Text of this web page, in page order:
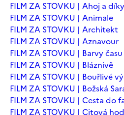
FILM ZA STOVKU | Ahoj a
FILM ZA STOVKU | Animale
FILM ZA STOVKU | Architekt
FILM ZA STOVKU | Aznavour
FILM ZA STOVKU | Barvy času
FILM ZA STOVKU | Bláznivě
FILM ZA STOVKU | Bouřlivé
FILM ZA STOVKU | Božská
FILM ZA STOVKU | Cesta do
FILM ZA STOVKU | Citová